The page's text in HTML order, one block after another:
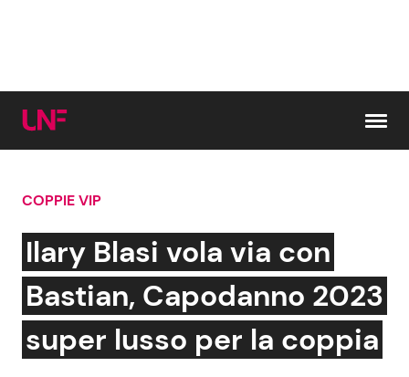
Cerca:
News e Cronaca
Attualità Italiana
Gossip e TV
Bellezze VIP
COPPIE VIP
Ilary Blasi vola via con
Bastian, Capodanno 2023
super lusso per la coppia